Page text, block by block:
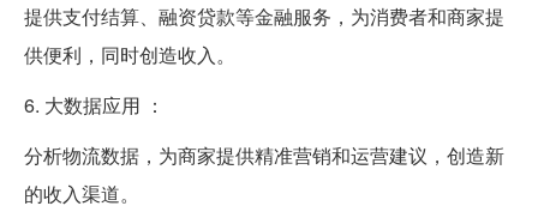
提供支付结算、融资贷款等金融服务，为消费者和商家提
供便利，同时创造收入。
6. 大数据应用 ：
分析物流数据，为商家提供精准营销和运营建议，创造新
的收入渠道。